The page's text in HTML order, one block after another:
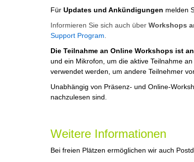
Für Updates und Ankündigungen melden
Informieren Sie sich auch über Workshops
Support Program
Die Teilnahme an Online Workshops ist
und ein Mikrofon, um die aktive Teilnahme
verwendet werden, um andere Teilnehmer
Unabhängig von Präsenz- und Online-
nachzulesen sind.
Weitere Informationen
Bei freien Plätzen ermöglichen wir auch